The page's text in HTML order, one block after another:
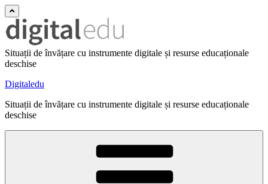
Situații de învățare cu instrumente digitale și resurse educaționale
deschise
Digitaledu
Situații de învățare cu instrumente digitale și resurse educaționale
deschise